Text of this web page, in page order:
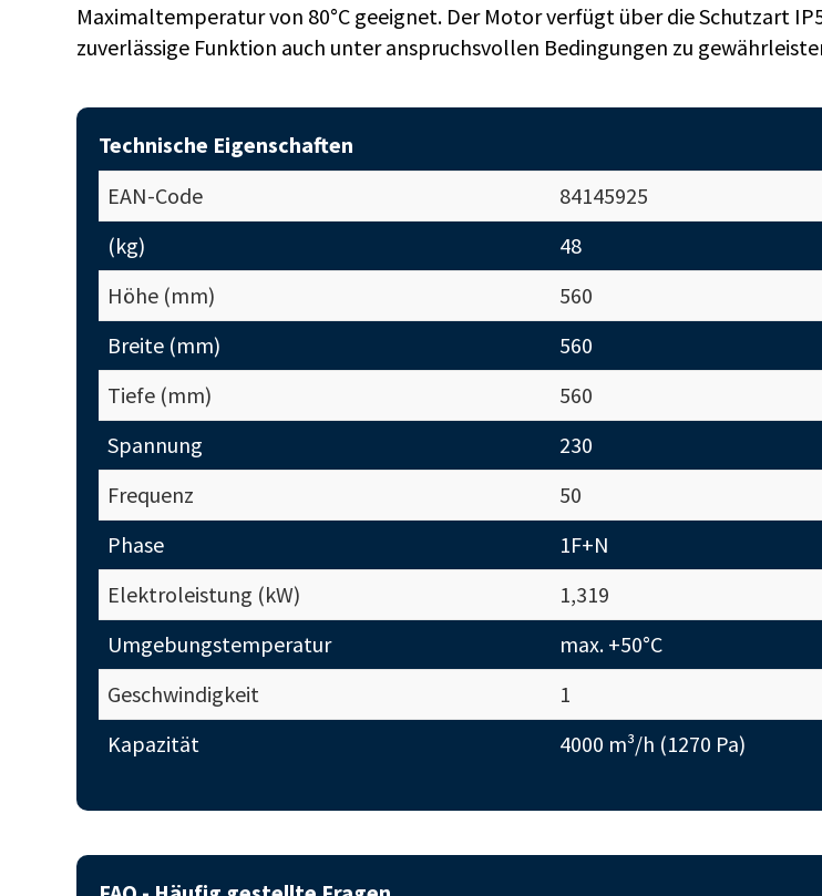
Maximaltemperatur von 80°C geeignet. Der Motor verfügt über die Schutzart
zuverlässige Funktion auch unter anspruchsvollen Bedingungen zu
Technische Eigenschaften
EAN-Code
84145925
(kg)
48
Höhe (mm)
560
Breite (mm)
560
Tiefe (mm)
560
Spannung
230
Frequenz
50
Phase
1F+N
Elektroleistung (kW)
1,319
Umgebungstemperatur
max. +50°C
Geschwindigkeit
1
Kapazität
4000 m³/h (1270 Pa)